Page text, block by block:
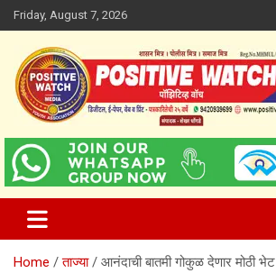
Skip
to
content
Friday, August 7, 2026
Positive Watch
www.positivewatch.in
Home ताज्या आनंदाची बातमी गोकुळ देणार मोठी भेट